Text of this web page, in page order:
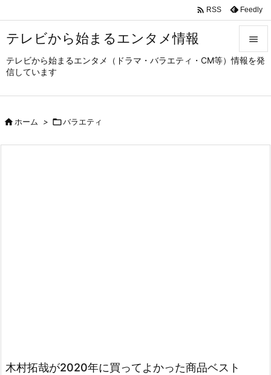
テレビから始まるエンタメ情報
テレビから始まるエンタメ（ドラマ・バラエティ・CM等）情報を発
信しています



 RSS Feedly
ホーム > バラエティ
木村拓哉が2020年に買ってよかった商品ベスト